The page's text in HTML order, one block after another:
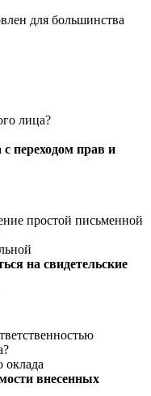
для большинства
лица?
переходом прав и
простой письменной
на свидетельские
оклада
внесенных